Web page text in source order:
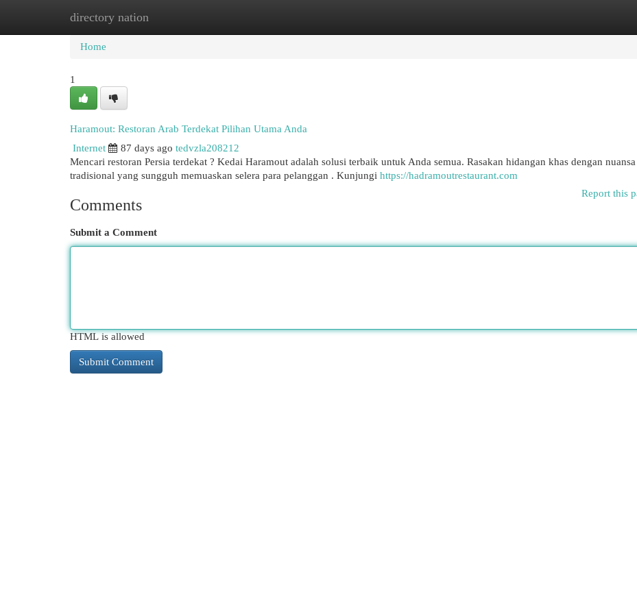
directory nation
Home New Site Listings
Home
1
Haramout: Restoran Arab Terdekat Pilihan Utama Anda
Internet
87 days ago tedvzla208212
Mencari restoran Persia terdekat ? Kedai Haramout adalah solusi terbaik untuk Anda semua. Rasakan hidangan khas dengan nuansa
tradisional yang sungguh memuaskan selera para pelanggan . Kunjungi https://hadramoutrestaurant.com
Report this
Comments
Submit a Comment
HTML is allowed